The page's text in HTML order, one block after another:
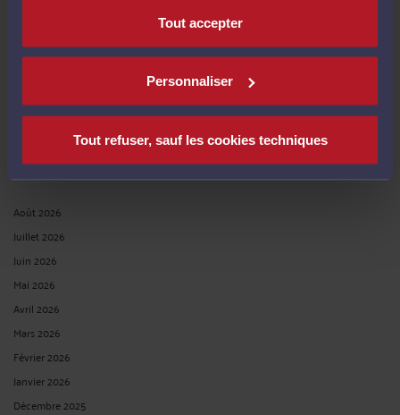
Tout accepter
Personnaliser
Tout refuser, sauf les cookies techniques
au
ARCHIVES
Août 2026
Juillet 2026
Juin 2026
Mai 2026
Avril 2026
Mars 2026
Février 2026
Janvier 2026
Décembre 2025